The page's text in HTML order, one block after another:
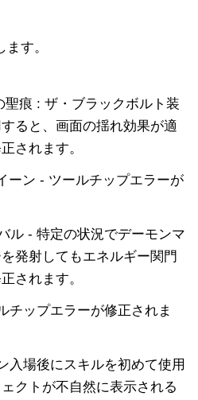
す。
痕 : ザ・ブラックボルト装
ると、画面の揺れ効果が適
されます。
ーン - ツールチップエラーが
ル - 特定の状況でデーモンマ
発射してもエネルギー関門
されます。
チップエラーが修正されま
入場後にスキルを初めて使用
クトが不自然に表示される